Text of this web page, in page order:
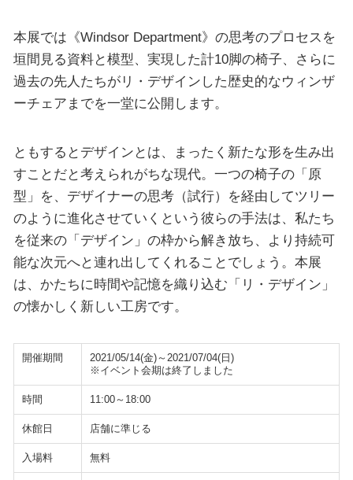
本展では《Windsor Department》の思考のプロセスを
垣間見る資料と模型、実現した計10脚の椅子、さらに
過去の先人たちがリ・デザインした歴史的なウィンザ
ーチェアまでを一堂に公開します。
ともするとデザインとは、まったく新たな形を生み出
すことだと考えられがちな現代。一つの椅子の「原
型」を、デザイナーの思考（試行）を経由してツリー
のように進化させていくという彼らの手法は、私たち
を従来の「デザイン」の枠から解き放ち、より持続可
能な次元へと連れ出してくれることでしょう。本展
は、かたちに時間や記憶を織り込む「リ・デザイン」
の懐かしく新しい工房です。
開催期間
2021/05/14(金)～2021/07/04(日)
※イベント会期は終了しました
時間 11:00～18:00
休館日 店舗に準じる
入場料 無料